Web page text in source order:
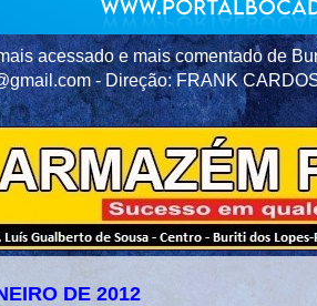
acessado e mais comentado de
- Direção: FRANK
DE 2012